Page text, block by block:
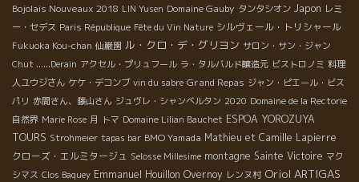
Bojolais Nouveaux 2018 LIN Yusen Domaine Gauby タンタシオン Japon レミ
ー・セデス Paris République Fête du Vin Nature シルヴェール・トリシャール
Fukuoka Kou-chan 仙巌園 ル・クロ・デ・グリヨン サロン・サン・ジャン
Chut ......Derain アクセル・プリュフール ラ・タルバルド醸造元 ビストロノミ 料理
人ユウジさん ケケ・デコンブ vin du sabre Grand Repas ジャン・ピエール・ビス
パリ 赤間さん、藤山さん ジュヴレ・シャンべルタン 2020 Domaine de la Rectorie
自然界 Marie Rose 月 トマ Domaine Lilian Bauchet ESPOA YOROZUYA
TOURS Strohmeier tapas bar BMO Yamada Mathieu et Camille Lapierre
クローズ・エルミタージュ Selosse Millesime montagne Sainte Victoire マク
シマス Clos Baquey Emmanuel Houillon Overnoy レンヌ村 Oriol ARTIGAS